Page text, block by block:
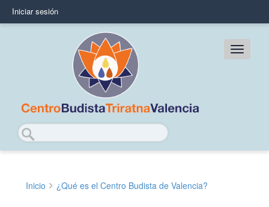
principal
User
Iniciar sesión
Main
Buscar
Inicio ¿Qué es el Centro Budista de Valencia?